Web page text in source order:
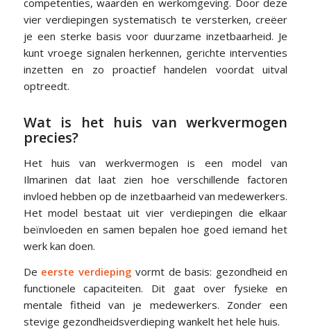
competenties, waarden en werkomgeving. Door deze
vier verdiepingen systematisch te versterken, creëer
je een sterke basis voor duurzame inzetbaarheid. Je
kunt vroege signalen herkennen, gerichte interventies
inzetten en zo proactief handelen voordat uitval
optreedt.
Wat is het huis van werkvermogen
precies?
Het huis van werkvermogen is een model van
Ilmarinen dat laat zien hoe verschillende factoren
invloed hebben op de inzetbaarheid van medewerkers.
Het model bestaat uit vier verdiepingen die elkaar
beïnvloeden en samen bepalen hoe goed iemand het
werk kan doen.
De eerste verdieping vormt de basis: gezondheid en
functionele capaciteiten. Dit gaat over fysieke en
mentale fitheid van je medewerkers. Zonder een
stevige gezondheidsverdieping wankelt het hele huis.